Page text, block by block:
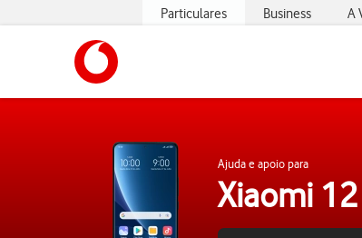
Particulares Business A
Ajuda e apoio para
Xiaomi